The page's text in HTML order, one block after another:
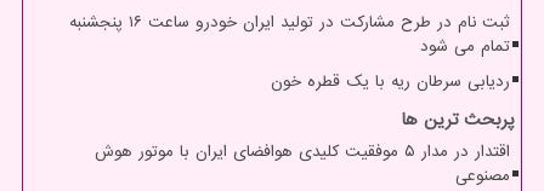
ثبت نام در طرح مشارکت در تولید ایران خودرو ساعت ۱۶ پنجشنبه
تمام می شود
ردیابی سرطان ریه با یک قطره خون
پربحث ترین ها
اقتدار در مدار ۵ موفقیت کلیدی هوافضای ایران با موتور هوش
مصنوعی